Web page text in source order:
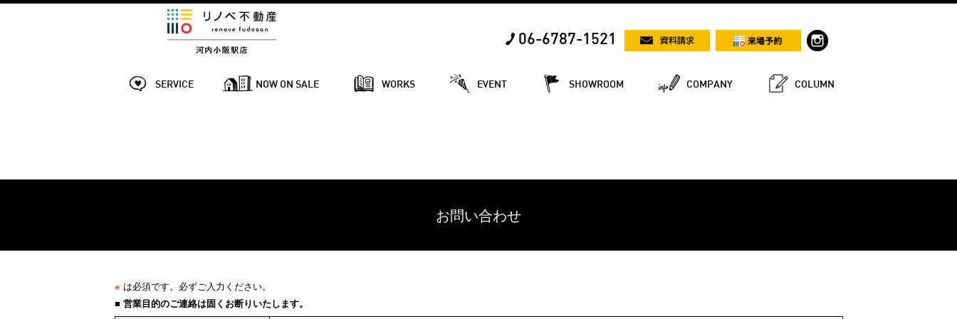
06-6787-1521
SERVICE NOW ON SALE WORKS EVENT SHOWROOM COMPANY COLUMN
お問い合わせ
※ は必須です。必ずご入力ください。
■ 営業目的のご連絡は固くお断りいたします。